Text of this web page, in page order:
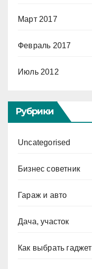
Март 2017
Февраль 2017
Июль 2012
Рубрики
Uncategorised
Бизнес советник
Гараж и авто
Дача, участок
Как выбрать гаджет